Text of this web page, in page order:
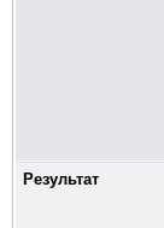
Результат